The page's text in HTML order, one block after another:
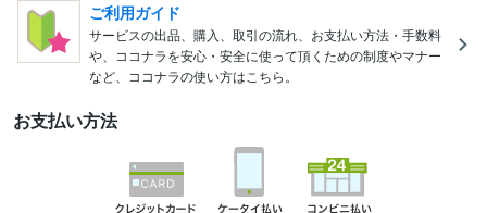
ご利用ガイド
サービスの出品、購入、取引の流れ、お支払い方法・手数料
や、ココナラを安心・安全に使って頂くための制度やマナー
など、ココナラの使い方はこちら。
お支払い方法